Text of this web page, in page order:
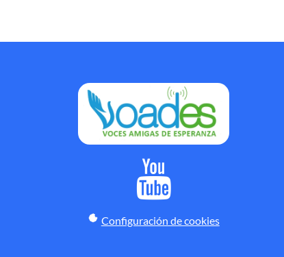
Configuración de cookies